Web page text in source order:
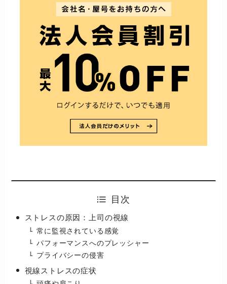
目次
ストレスの原因：上司の視線
常に監視されている感覚
パフォーマンスへのプレッシャー
プライバシーの侵害
視線ストレスの症状